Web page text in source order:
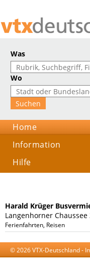
Was
Wo
Home
Information
Hilfe
Harald Krüger
Langenhorner Chaussee
Ferienfahrten, Reisen
© 2026 VTX-Deutschland -
AGB-Datenschutzerklärung